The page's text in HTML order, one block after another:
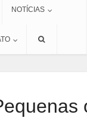
NOTÍCIAS